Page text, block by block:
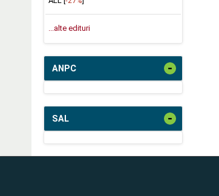
...alte edituri
ANPC -
SAL -